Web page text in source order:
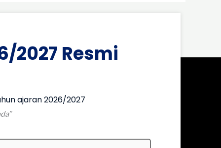
2027 Resmi
ajaran 2026/2027